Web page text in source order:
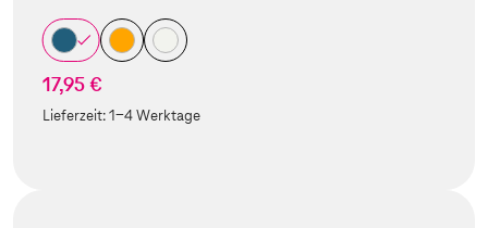
17,95 €
Lieferzeit:1-4 Werktage